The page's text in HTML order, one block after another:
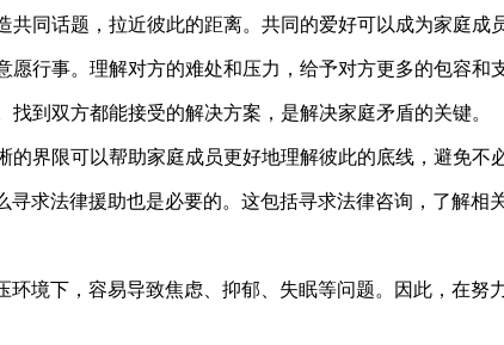
同话题，拉近彼此的距离。共同的爱好可以成为家庭成
行事。理解对方的难处和压力，给予对方更多的包容和支
到双方都能接受的解决方案，是解决家庭矛盾的关键。
界限可以帮助家庭成员更好地理解彼此的底线，避免不
求法律援助也是必要的。这包括寻求法律咨询，了解相
境下，容易导致焦虑、抑郁、失眠等问题。因此，在努